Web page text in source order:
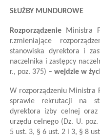
SŁUŻBY MUNDUROWE
Rozporządzenie Ministra
r.zmieniające
stanowiska dyrektora i
naczelnika i zastępcy
r., poz. 375) – wejdzie w
W rozporządzeniu Ministra
sprawie rekrutacji na
dyrektora izby celnej oraz
urzędu celnego (Dz. U. poz.
5 ust. 3, § 6 ust. 2 i 3, § 8